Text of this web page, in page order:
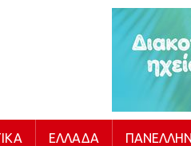
ΕΛΛΆΔΑ